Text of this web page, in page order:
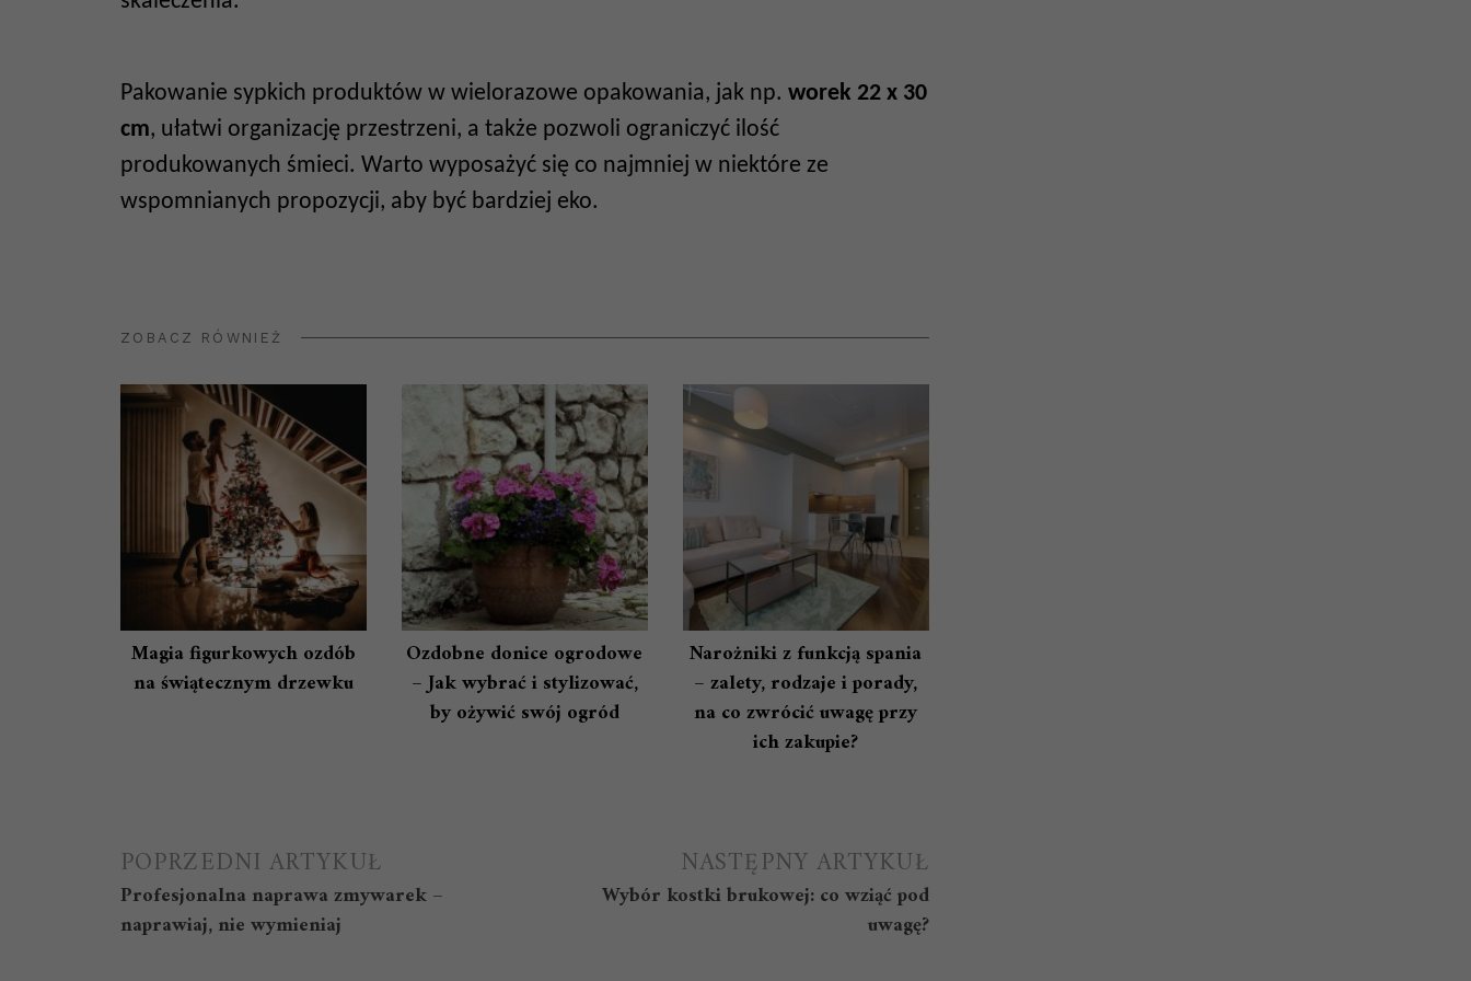
Pakowanie sypkich produktów w wielorazowe opakowania, jak np. worek 22 x 30
cm, ułatwi organizację przestrzeni, a także pozwoli ograniczyć ilość
produkowanych śmieci. Warto wyposażyć się co najmniej w niektóre ze
wspomnianych propozycji, aby być bardziej eko.
ZOBACZ RÓWNIEŻ
Magia figurkowych ozdób
na świątecznym drzewku
Ozdobne donice ogrodowe
– Jak wybrać i stylizować,
by ożywić swój ogród
Narożniki z funkcją spania
– zalety, rodzaje i porady,
na co zwrócić uwagę przy
ich zakupie?
Nawigacja
wpisu
POPRZEDNI ARTYKUŁ
Profesjonalna naprawa zmywarek –
naprawiaj, nie wymieniaj
NASTĘPNY ARTYKUŁ
Wybór kostki brukowej: co wziąć pod
uwagę?